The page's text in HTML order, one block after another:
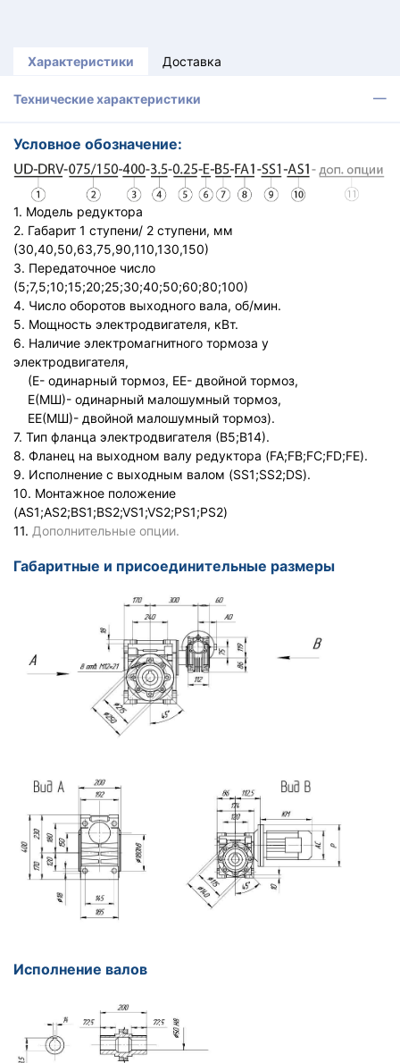
Характеристики Доставка
Технические характеристики
Условное обозначение:
1. Модель редуктора
2. Габарит 1 ступени/ 2 ступени, мм
(30,40,50,63,75,90,110,130,150)
3. Передаточное число
(5;7,5;10;15;20;25;30;40;50;60;80;100)
4. Число оборотов выходного вала, об/мин.
5. Мощность электродвигателя, кВт.
6. Наличие электромагнитного тормоза у
электродвигателя,
(Е- одинарный тормоз, ЕЕ- двойной тормоз,
Е(МШ)- одинарный малошумный тормоз,
ЕЕ(МШ)- двойной малошумный тормоз).
7. Тип фланца электродвигателя (В5;В14).
8. Фланец на выходном валу редуктора (FA;FB;FC;FD;FE).
9. Исполнение с выходным валом (SS1;SS2;DS).
10. Монтажное положение
(AS1;AS2;BS1;BS2;VS1;VS2;PS1;PS2)
11. Дополнительные опции.
Габаритные и присоединительные размеры
Исполнение валов